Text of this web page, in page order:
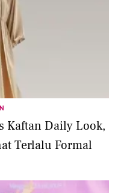
Kaftan Daily Look,
Terlalu Formal